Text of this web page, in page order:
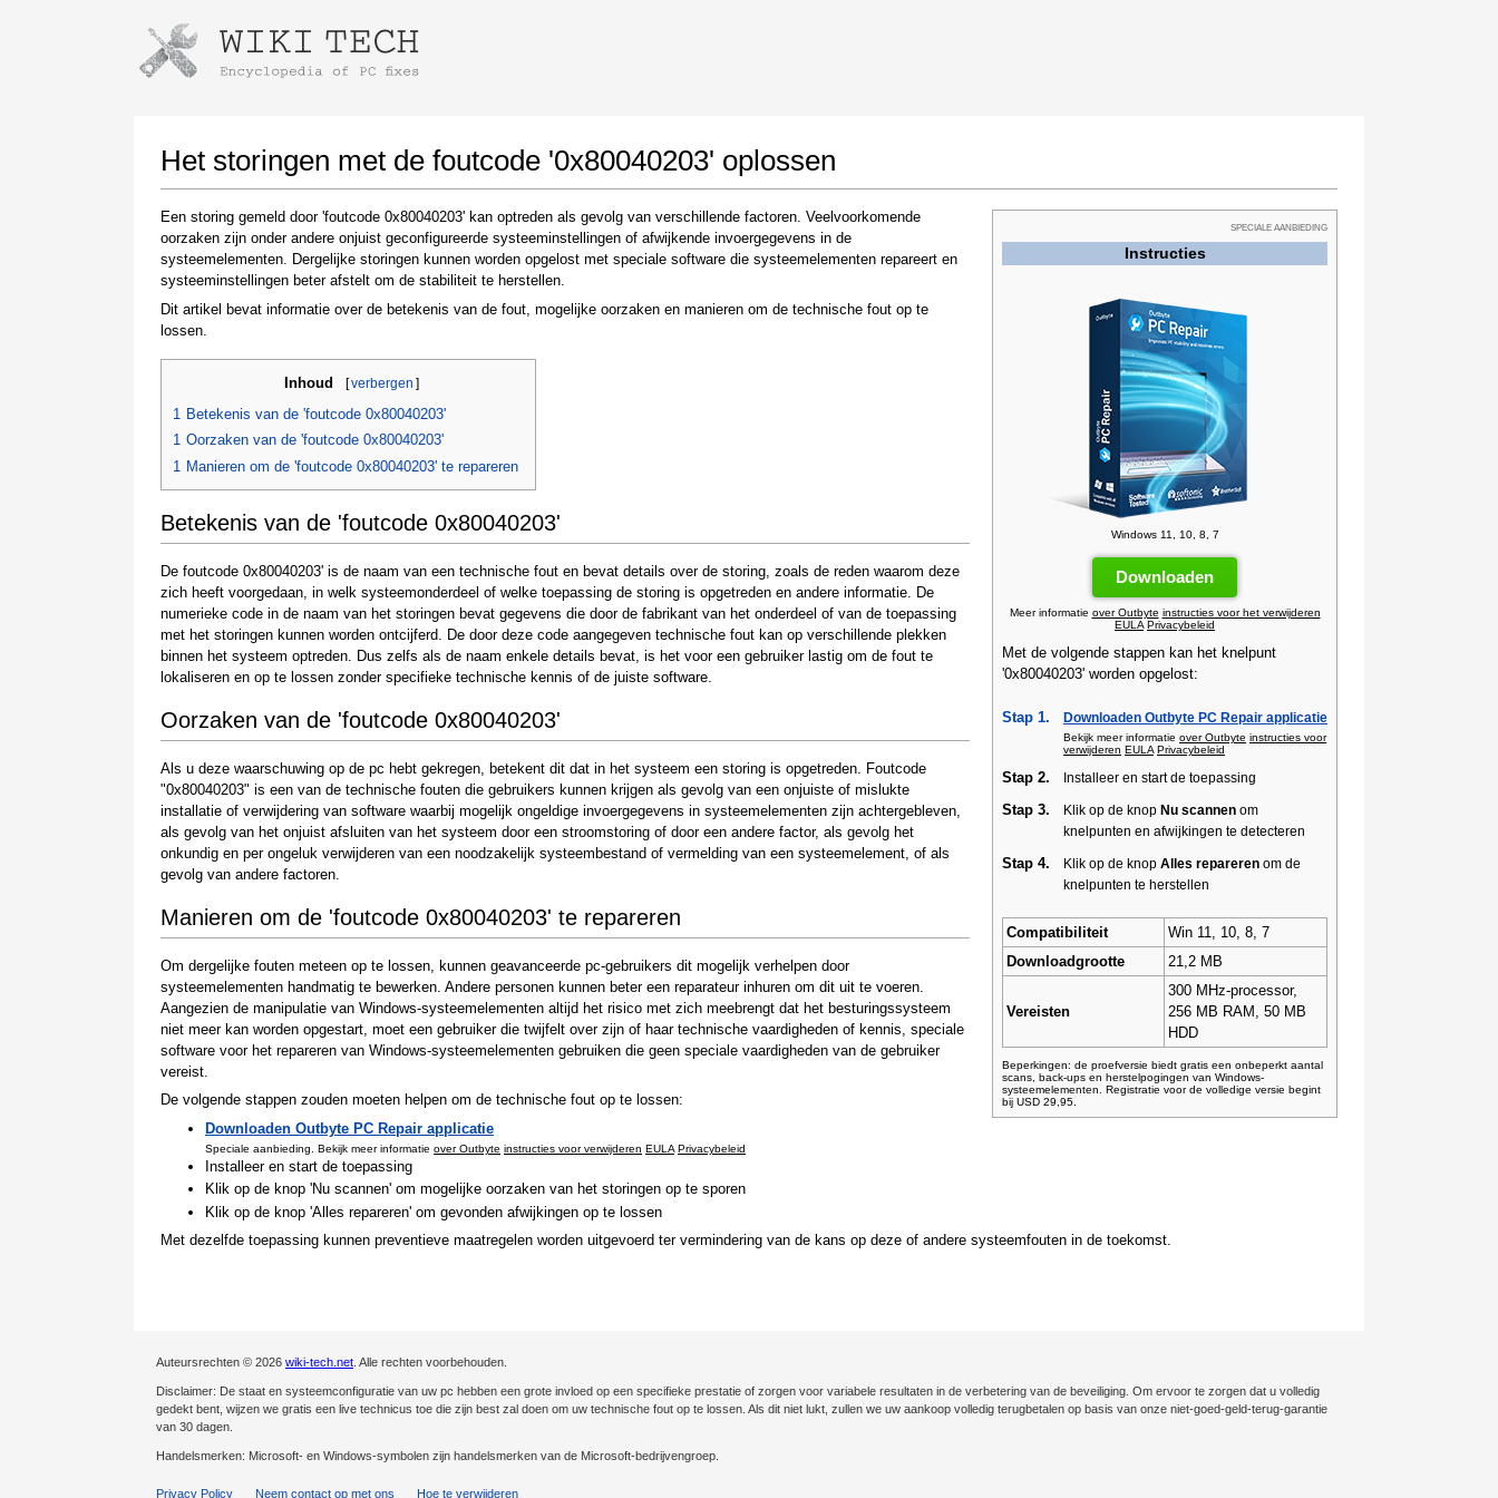
Het storingen met de foutcode '0x80040203' oplossen
SPECIALE AANBIEDING
Instructies
Windows 11, 10, 8, 7
Downloaden
Meer informatie over Outbyte instructies voor het verwijderen
EULA Privacybeleid
Met de volgende stappen kan het knelpunt
'0x80040203' worden opgelost:
Stap 1. Downloaden Outbyte PC Repair applicatie
Bekijk meer informatie over Outbyte instructies voor
verwijderen EULA Privacybeleid
Stap 2. Installeer en start de toepassing
Stap 3. Klik op de knop Nu scannen om
knelpunten en afwijkingen te detecteren
Stap 4. Klik op de knop Alles repareren om de
knelpunten te herstellen
Compatibiliteit
Win 11, 10, 8, 7
Downloadgrootte
21,2 MB
Vereisten
300 MHz-processor,
256 MB RAM, 50 MB
HDD
Beperkingen: de proefversie biedt gratis een onbeperkt aantal
scans, back-ups en herstelpogingen van Windows-
systeemelementen. Registratie voor de volledige versie begint
bij USD 29,95.
Een storing gemeld door 'foutcode 0x80040203' kan optreden als gevolg van verschillende factoren. Veelvoorkomende
oorzaken zijn onder andere onjuist geconfigureerde systeeminstellingen of afwijkende invoergegevens in de
systeemelementen. Dergelijke storingen kunnen worden opgelost met speciale software die systeemelementen repareert en
systeeminstellingen beter afstelt om de stabiliteit te herstellen.
Dit artikel bevat informatie over de betekenis van de fout, mogelijke oorzaken en manieren om de technische fout op te
lossen.
Inhoud [verbergen ]
1 Betekenis van de 'foutcode 0x80040203'
1 Oorzaken van de 'foutcode 0x80040203'
1 Manieren om de 'foutcode 0x80040203' te repareren
Betekenis van de 'foutcode 0x80040203'
De foutcode 0x80040203' is de naam van een technische fout en bevat details over de storing, zoals de reden waarom deze
zich heeft voorgedaan, in welk systeemonderdeel of welke toepassing de storing is opgetreden en andere informatie. De
numerieke code in de naam van het storingen bevat gegevens die door de fabrikant van het onderdeel of van de toepassing
met het storingen kunnen worden ontcijferd. De door deze code aangegeven technische fout kan op verschillende plekken
binnen het systeem optreden. Dus zelfs als de naam enkele details bevat, is het voor een gebruiker lastig om de fout te
lokaliseren en op te lossen zonder specifieke technische kennis of de juiste software.
Oorzaken van de 'foutcode 0x80040203'
Als u deze waarschuwing op de pc hebt gekregen, betekent dit dat in het systeem een storing is opgetreden. Foutcode
"0x80040203" is een van de technische fouten die gebruikers kunnen krijgen als gevolg van een onjuiste of mislukte
installatie of verwijdering van software waarbij mogelijk ongeldige invoergegevens in systeemelementen zijn achtergebleven,
als gevolg van het onjuist afsluiten van het systeem door een stroomstoring of door een andere factor, als gevolg het
onkundig en per ongeluk verwijderen van een noodzakelijk systeembestand of vermelding van een systeemelement, of als
gevolg van andere factoren.
Manieren om de 'foutcode 0x80040203' te repareren
Om dergelijke fouten meteen op te lossen, kunnen geavanceerde pc-gebruikers dit mogelijk verhelpen door
systeemelementen handmatig te bewerken. Andere personen kunnen beter een reparateur inhuren om dit uit te voeren.
Aangezien de manipulatie van Windows-systeemelementen altijd het risico met zich meebrengt dat het besturingssysteem
niet meer kan worden opgestart, moet een gebruiker die twijfelt over zijn of haar technische vaardigheden of kennis, speciale
software voor het repareren van Windows-systeemelementen gebruiken die geen speciale vaardigheden van de gebruiker
vereist.
De volgende stappen zouden moeten helpen om de technische fout op te lossen:
Downloaden Outbyte PC Repair applicatie
Speciale aanbieding. Bekijk meer informatie over Outbyte instructies voor verwijderen EULA Privacybeleid
Installeer en start de toepassing
Klik op de knop 'Nu scannen' om mogelijke oorzaken van het storingen op te sporen
Klik op de knop 'Alles repareren' om gevonden afwijkingen op te lossen
Met dezelfde toepassing kunnen preventieve maatregelen worden uitgevoerd ter vermindering van de kans op deze of andere systeemfouten in de toekomst.
Auteursrechten © 2026 wiki-tech.net . Alle rechten voorbehouden.
Disclaimer: De staat en systeemconfiguratie van uw pc hebben een grote invloed op een specifieke prestatie of zorgen voor variabele resultaten in de verbetering van de beveiliging. Om ervoor te zorgen dat u volledig
gedekt bent, wijzen we gratis een live technicus toe die zijn best zal doen om uw technische fout op te lossen. Als dit niet lukt, zullen we uw aankoop volledig terugbetalen op basis van onze niet-goed-geld-terug-garantie
van 30 dagen.
Handelsmerken: Microsoft- en Windows-symbolen zijn handelsmerken van de Microsoft-bedrijvengroep.
Privacy Policy Neem contact op met ons Hoe te verwijderen
Instructions for downloading using Google Chrome
downloaded file link